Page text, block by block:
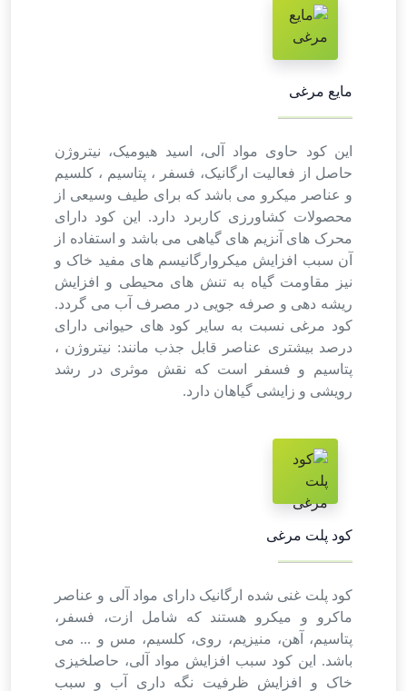
مایع مرغی
این کود حاوی مواد آلی، اسید هیومیک، نیتروژن
حاصل از فعالیت ارگانیک، فسفر ، پتاسیم ، کلسیم
و عناصر میکرو می باشد که برای طیف وسیعی از
محصولات کشاورزی کاربرد دارد. این کود دارای
محرک های آنزیم های گیاهی می باشد و استفاده از
آن سبب افزایش میکروارگانیسم های مفید خاک و
نیز مقاومت گیاه به تنش های محیطی و افزایش
ریشه دهی و صرفه جویی در مصرف آب می گردد.
کود مرغی نسبت به سایر کود های حیوانی دارای
درصد بیشتری عناصر قابل جذب مانند: نیتروژن ،
پتاسیم و فسفر است که نقش موثری در رشد
رویشی و زایشی گیاهان دارد.
کود پلت مرغی
کود پلت غنی شده ارگانیک دارای مواد آلی و عناصر
ماکرو و میکرو هستند که شامل ازت، فسفر،
پتاسیم، آهن، منیزیم، روی، کلسیم، مس و ... می
باشد. این کود سبب افزایش مواد آلی، حاصلخیزی
خاک و افزایش ظرفیت نگه داری آب و سبب